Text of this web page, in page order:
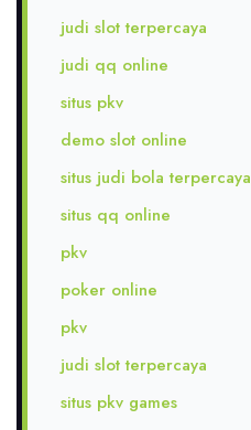
judi slot terpercaya
judi qq online
situs pkv
demo slot online
situs judi bola terpercaya
situs qq online
pkv
poker online
pkv
judi slot terpercaya
situs pkv games